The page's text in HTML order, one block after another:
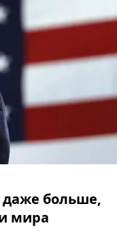
даже больше,
мира